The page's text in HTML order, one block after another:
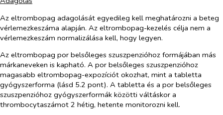
Az eltrombopag adagolását egyedileg kell meghatározni a beteg
vérlemezkeszáma alapján. Az eltrombopag-kezelés célja nem a
vérlemezkeszám normalizálása kell, hogy legyen.
Az eltrombopag por belsőleges szuszpenzióhoz formájában más
márkaneveken is kapható. A por belsőleges szuszpenzióhoz
magasabb eltrombopag-expozíciót okozhat, mint a tabletta
gyógyszerforma (lásd 5.2 pont). A tabletta és a por belsőleges
szuszpenzióhoz gyógyszerformák közötti váltáskor a
thrombocytaszámot 2 hétig, hetente monitorozni kell.